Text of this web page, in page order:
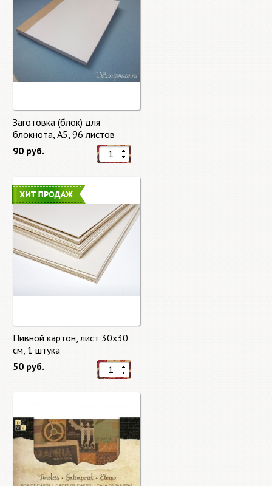
Заготовка (блок) для
блокнота, А5, 96 листов
90 руб.
Пивной картон, лист 30х30
cм, 1 штука
50 руб.